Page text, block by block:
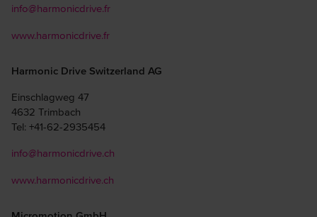
info@harmonicdrive.fr
www.harmonicdrive.fr
Harmonic Drive Switzerland AG
Einschlagweg 47
4632 Trimbach
Tel: +41-62-2935454
info@harmonicdrive.ch
www.harmonicdrive.ch